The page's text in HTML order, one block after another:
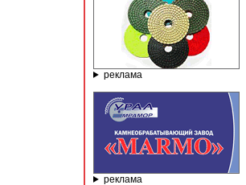
реклама
реклама